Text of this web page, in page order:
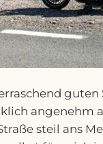
steil ans